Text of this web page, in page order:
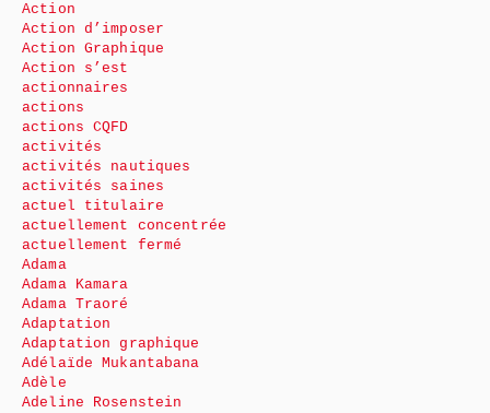
Action
Action d’imposer
Action Graphique
Action s’est
actionnaires
actions
actions CQFD
activités
activités nautiques
activités saines
actuel titulaire
actuellement concentrée
actuellement fermé
Adama
Adama Kamara
Adama Traoré
Adaptation
Adaptation graphique
Adélaïde Mukantabana
Adèle
Adeline Rosenstein